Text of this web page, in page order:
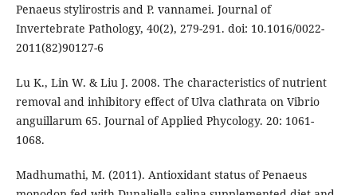
Penaeus stylirostris and P. vannamei. Journal of
Invertebrate Pathology, 40(2), 279-291. doi: 10.1016/0022-
2011(82)90127-6
Lu K., Lin W. & Liu J. 2008. The characteristics of nutrient
removal and inhibitory effect of Ulva clathrata on Vibrio
anguillarum 65. Journal of Applied Phycology. 20: 1061-
1068.
Madhumathi, M. (2011). Antioxidant status of Penaeus